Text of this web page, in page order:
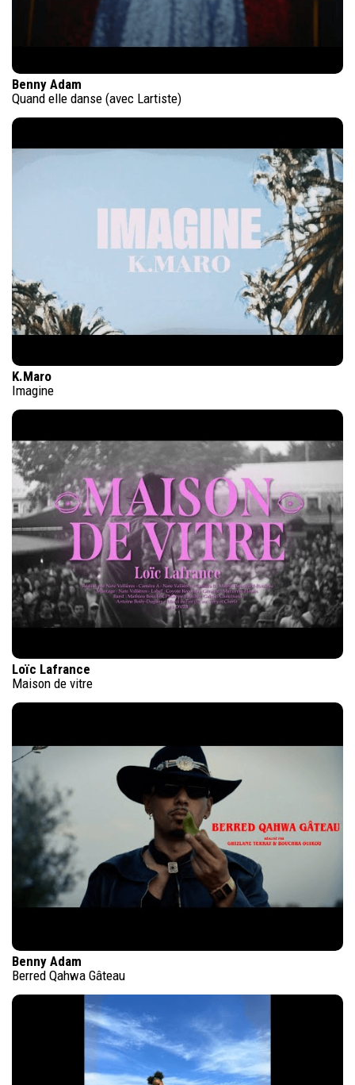
Benny Adam
Quand elle danse (avec Lartiste)
K.Maro
Imagine
Loïc Lafrance
Maison de vitre
Benny Adam
Berred Qahwa Gâteau